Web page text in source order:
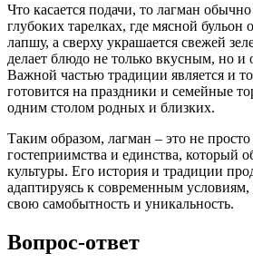
Что касается подачи, то лагман обычно
глубоких тарелках, где мясной бульон
лапшу, а сверху украшается свежей
делает блюдо не только вкусным, но и
Важной частью традиции является и
готовится на праздники и семейные
одним столом родных и близких.
Таким образом, лагман – это не
гостеприимства и единства, который
культуры. Его история и традиции
адаптируясь к современным
свою самобытность и уникальность.
Вопрос-ответ